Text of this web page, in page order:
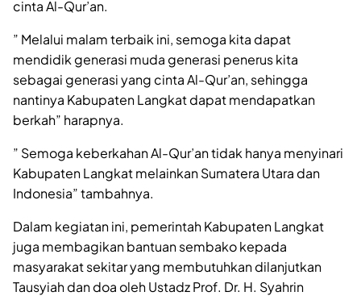
cinta Al-Qur’an.
” Melalui malam terbaik ini, semoga kita dapat
mendidik generasi muda generasi penerus kita
sebagai generasi yang cinta Al-Qur’an, sehingga
nantinya Kabupaten Langkat dapat mendapatkan
berkah” harapnya.
” Semoga keberkahan Al-Qur’an tidak hanya menyinari
Kabupaten Langkat melainkan Sumatera Utara dan
Indonesia” tambahnya.
Dalam kegiatan ini, pemerintah Kabupaten Langkat
juga membagikan bantuan sembako kepada
masyarakat sekitar yang membutuhkan dilanjutkan
Tausyiah dan doa oleh Ustadz Prof. Dr. H. Syahrin